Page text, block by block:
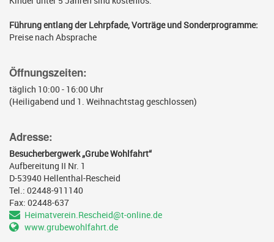
Führung entlang der Lehrpfade, Vorträge und Sonderprogramme:
Preise nach Absprache
Öffnungszeiten:
täglich 10:00 - 16:00 Uhr
(Heiligabend und 1. Weihnachtstag geschlossen)
Adresse:
Besucherbergwerk „Grube Wohlfahrt“
Aufbereitung II Nr. 1
D-53940 Hellenthal-Rescheid
Tel.: 02448-911140
Fax: 02448-637
Heimatverein.Rescheid@t-online.de
www.grubewohlfahrt.de